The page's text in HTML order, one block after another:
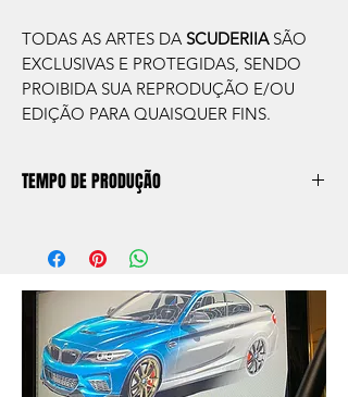
TODAS AS ARTES DA SCUDERIIA SÃO
EXCLUSIVAS E PROTEGIDAS, SENDO
PROIBIDA SUA REPRODUÇÃO E/OU
EDIÇÃO PARA QUAISQUER FINS.
TEMPO DE PRODUÇÃO
aprox. 5 dias úteis, após a confirmação de
compra.
Após a produçao, seguimos com o envio
no endereço que nos for informado na
compra ou disponibilizaremos para retirada
caso seja sua opção de compra.